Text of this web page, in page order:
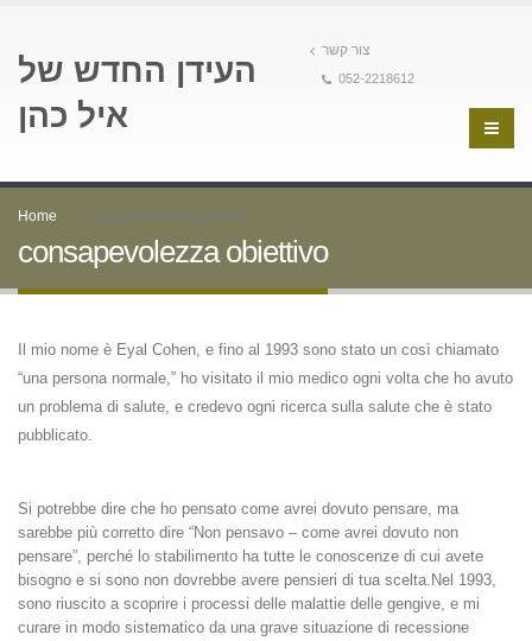
העידן החדש של
איל כהן
צור קשר
052-2218612
Home consapevolezza obiettivo
consapevolezza obiettivo
Il mio nome è Eyal Cohen, e fino al 1993 sono stato un così chiamato
“una persona normale,” ho visitato il mio medico ogni volta che ho avuto
un problema di salute, e credevo ogni ricerca sulla salute che è stato
pubblicato.
Si potrebbe dire che ho pensato come avrei dovuto pensare, ma
sarebbe più corretto dire “Non pensavo – come avrei dovuto non
pensare”, perché lo stabilimento ha tutte le conoscenze di cui avete
bisogno e si sono non dovrebbe avere pensieri di tua scelta. Nel 1993,
sono riuscito a scoprire i processi delle malattie delle gengive, e mi
curare in modo sistematico da una grave situazione di recessione